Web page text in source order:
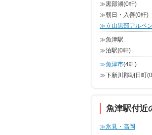
≫黒部湖(0軒)
≫朝日・入善(0軒)
≫立山黒部アルペ
≫魚津駅
≫泊駅(0軒)
≫魚津市(4軒)
≫下新川郡朝日町
魚津駅付近
≫氷見・高岡